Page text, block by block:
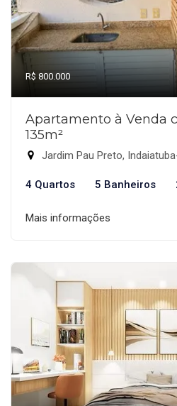
R$ 800.000
Apartamento à Venda
135m²
Jardim Pau Preto,
4 Quartos 5 Banheiros
Mais informações